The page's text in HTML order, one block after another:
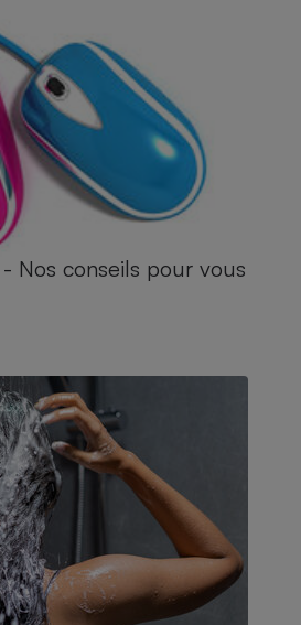
Nos conseils pour vous